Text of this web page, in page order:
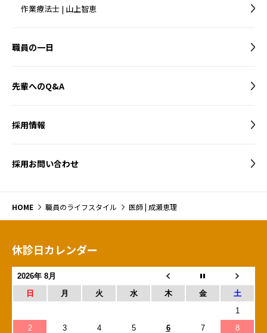
作業療法士 | 山上智恵
職員の一日
先輩へのQ&A
採用情報
採用お問い合わせ
HOME 職員のライフスタイル 医師 | 成瀬恵理
休診日カレンダー
2026年 8月
日
月 火 水 木 金
土
1
2
3 4 5 6 7
8